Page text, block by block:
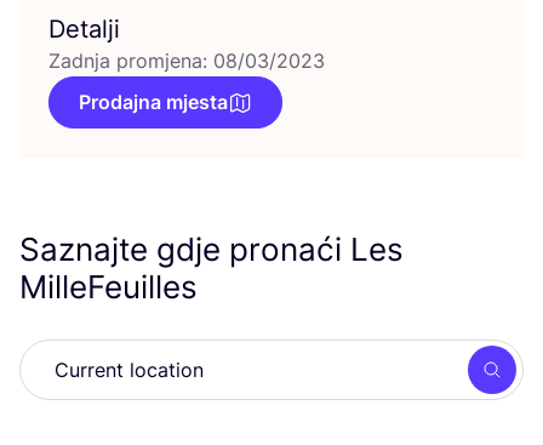
Detalji
Zadnja promjena: 08/03/2023
Prodajna mjesta
Saznajte gdje pronaći Les
MilleFeuilles